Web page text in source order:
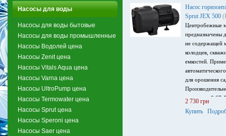
Насосы для воды
Насосы для воды бытовые
Насосы для воды промышленные
Насосы Водолей цена
Насосы Zenit цена
Насосы Vitals Aqua цена
Насосы Varna цена
Насосы UltroPump цена
Насосы Termowater цена
Насосы Sprut цена
Насосы Speroni цена
Насосы Saer цена
Насос
Sprut JEX 500
Центробежные
предназначены
не содержащей
колодцев,
емкостей.
для орошения
мощность
2 730 грн
Купить